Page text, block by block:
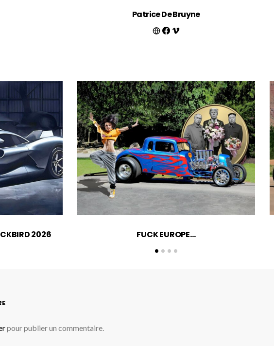
Patrice De Bruyne
2026 FUCK EUROPE…
pour publier un commentaire.